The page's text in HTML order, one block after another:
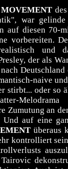
war
auf diesen 70-
vorbereiten.
der als
naive
stirbt... oder so
Splatter-
Zumutung an
Und auf eine
überaus
kontrolliert